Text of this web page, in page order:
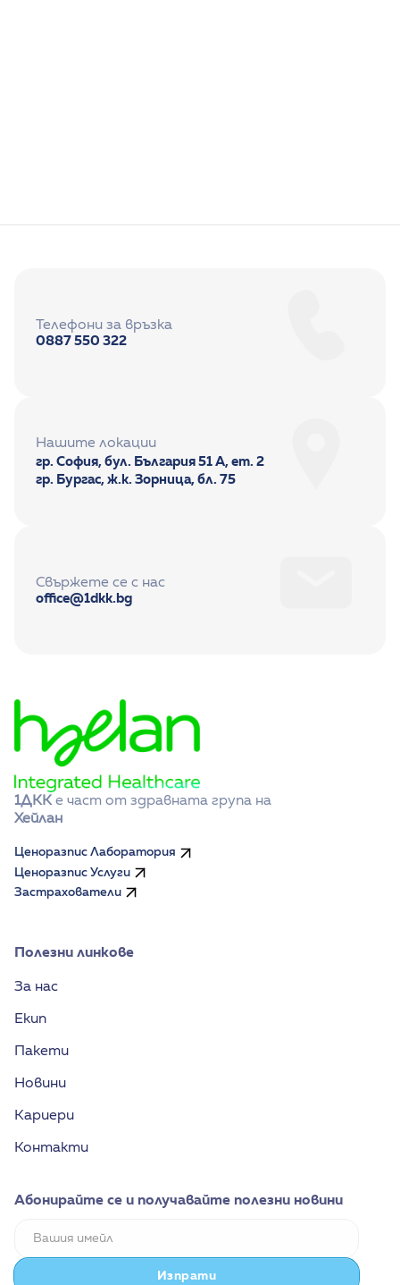
Телефони за връзка
0887 550 322
Нашите локации
гр. София, бул. България 51 А, ет. 2
гр. Бургас, ж.к. Зорница, бл. 75
Свържете се с нас
office@1dkk.bg
1ДКК
Хейлан
Ценоразпис Лаборатория
Ценоразпис Услуги
Застрахователи
Полезни линкове
За нас
Екип
Пакети
Новини
Кариери
Контакти
Абонирайте се и получавайте полезни новини